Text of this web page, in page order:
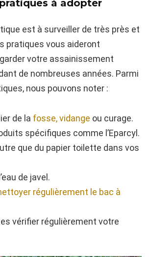
à adopter
est à surveiller de très près et
pratiques vous aideront
votre assainissement
de nombreuses années. Parmi
nous pouvons noter :
de la fosse, vidange ou curage.
spécifiques comme l’Eparcyl.
que du papier toilette dans vos
de javel.
régulièrement le bac à
vérifier régulièrement votre